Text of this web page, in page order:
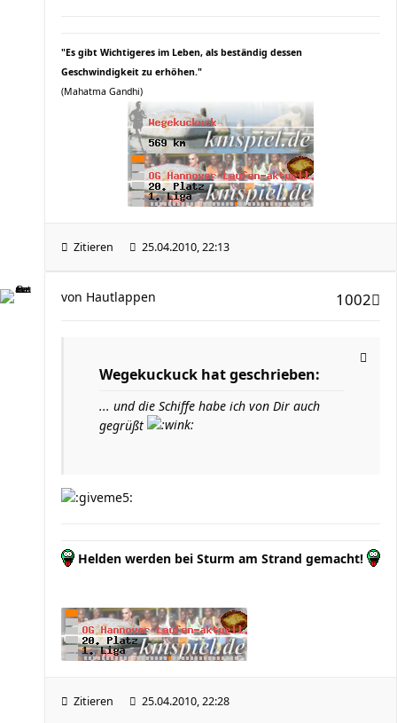
"Es gibt Wichtigeres im Leben, als beständig dessen
Geschwindigkeit zu erhöhen."
(Mahatma Gandhi)
Zitieren 25.04.2010, 22:13
1002
von Hautlappen
Wegekuckuck hat geschrieben:
... und die Schiffe habe ich von Dir auch
gegrüßt
Helden werden bei Sturm am Strand gemacht!
Zitieren 25.04.2010, 22:28